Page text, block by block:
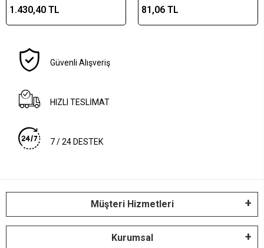
1.430,40 TL
Şişe Açacağı – Ahşap Saplı
81,06 TL
Güvenli Alışveriş
HIZLI TESLİMAT
7 / 24 DESTEK
Müşteri Hizmetleri
Kurumsal